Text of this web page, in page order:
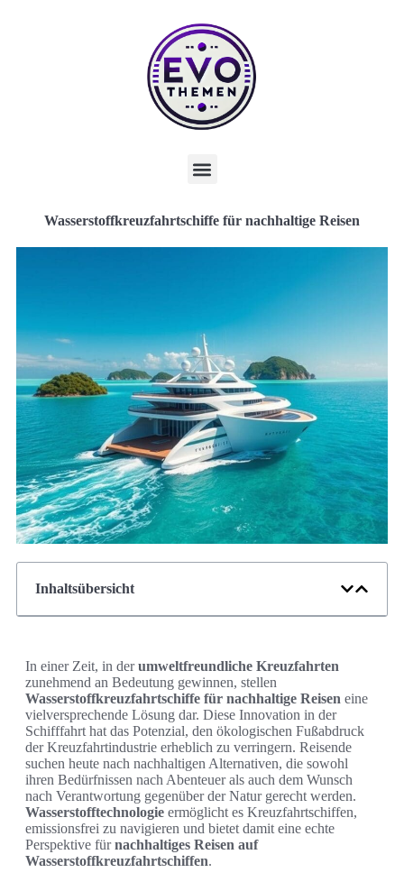
Wasserstoffkreuzfahrtschiffe für nachhaltige Reisen
Inhaltsübersicht
In einer Zeit, in derumweltfreundliche Kreuzfahrten
zunehmend an Bedeutung gewinnen, stellen
Wasserstoffkreuzfahrtschiffe für nachhaltige Reisen eine
vielversprechende Lösung dar. Diese Innovation in der
Schifffahrt hat das Potenzial, den ökologischen Fußabdruck
der Kreuzfahrtindustrie erheblich zu verringern. Reisende
suchen heute nach nachhaltigen Alternativen, die sowohl
ihren Bedürfnissen nach Abenteuer als auch dem Wunsch
nach Verantwortung gegenüber der Natur gerecht werden.
Wasserstofftechnologie ermöglicht es Kreuzfahrtschiffen,
emissionsfrei zu navigieren und bietet damit eine echte
Perspektive fürnachhaltiges Reisen auf
Wasserstoffkreuzfahrtschiffen.